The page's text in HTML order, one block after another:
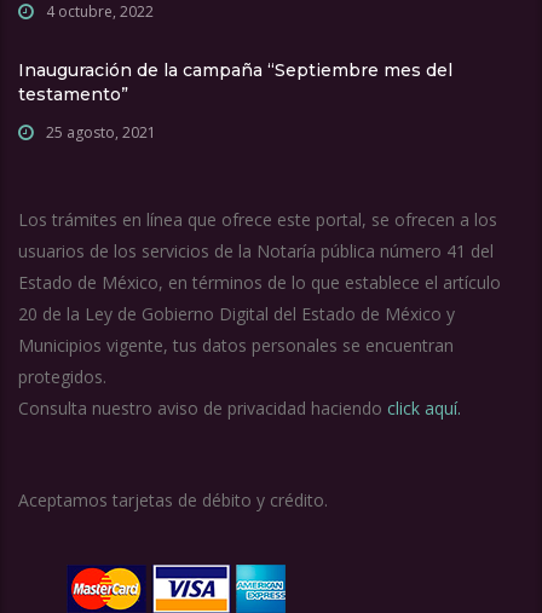
4 octubre, 2022
Inauguración de la campaña “Septiembre mes del
testamento”
25 agosto, 2021
Los trámites en línea que ofrece este portal, se ofrecen a los
usuarios de los servicios de la Notaría pública número 41 del
Estado de México, en términos de lo que establece el artículo
20 de la Ley de Gobierno Digital del Estado de México y
Municipios vigente, tus datos personales se encuentran
protegidos.
Consulta nuestro aviso de privacidad haciendo click aquí.
Aceptamos tarjetas de débito y crédito.